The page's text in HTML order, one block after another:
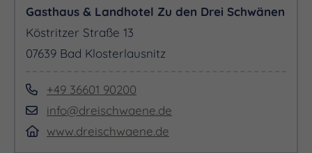
Gasthaus & Landhotel Zu den Drei Schwänen
Köstritzer Straße 13
07639 Bad Klosterlausnitz
+49 36601 90200
info@dreischwaene.de
www.dreischwaene.de